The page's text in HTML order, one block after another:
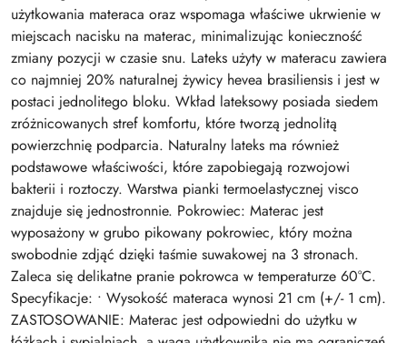
użytkowania materaca oraz wspomaga właściwe ukrwienie w
miejscach nacisku na materac, minimalizując konieczność
zmiany pozycji w czasie snu. Lateks użyty w materacu zawiera
co najmniej 20% naturalnej żywicy hevea brasiliensis i jest w
postaci jednolitego bloku. Wkład lateksowy posiada siedem
zróżnicowanych stref komfortu, które tworzą jednolitą
powierzchnię podparcia. Naturalny lateks ma również
podstawowe właściwości, które zapobiegają rozwojowi
bakterii i roztoczy. Warstwa pianki termoelastycznej visco
znajduje się jednostronnie. Pokrowiec: Materac jest
wyposażony w grubo pikowany pokrowiec, który można
swobodnie zdjąć dzięki taśmie suwakowej na 3 stronach.
Zaleca się delikatne pranie pokrowca w temperaturze 60°C.
Specyfikacje: • Wysokość materaca wynosi 21 cm (+/- 1 cm).
ZASTOSOWANIE: Materac jest odpowiedni do użytku w